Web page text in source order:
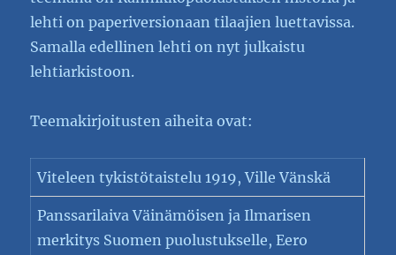
lehti on paperiversionaan tilaajien luettavissa.
Samalla edellinen lehti on nyt julkaistu
lehtiarkistoon.
Teemakirjoitusten aiheita ovat:
Viteleen tykistötaistelu 1919, Ville Vänskä
Panssarilaiva Väinämöisen ja Ilmarisen
merkitys Suomen puolustukselle, Eero